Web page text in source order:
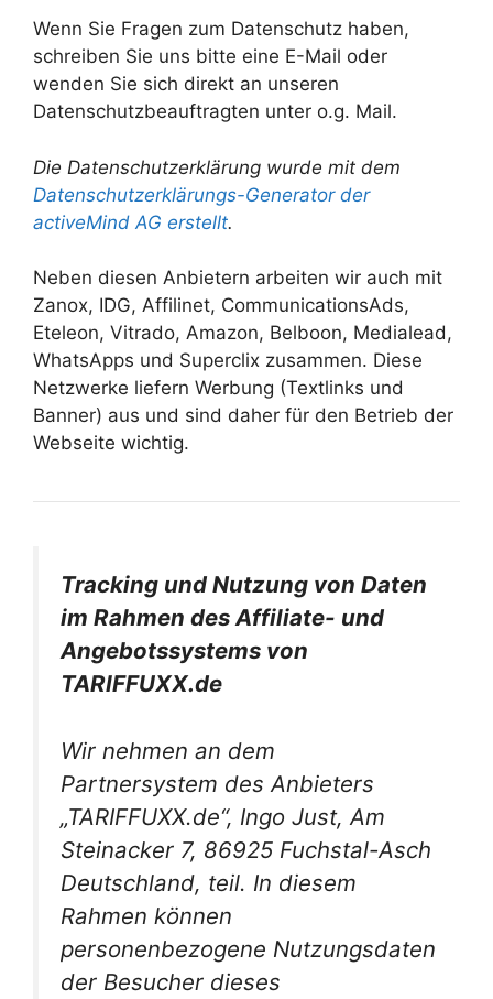
Wenn Sie Fragen zum Datenschutz haben,
schreiben Sie uns bitte eine E-Mail oder
wenden Sie sich direkt an unseren
Datenschutzbeauftragten unter o.g. Mail.
Die Datenschutzerklärung wurde mit dem
Datenschutzerklärungs-Generator der
activeMind AG erstellt.
Neben diesen Anbietern arbeiten wir auch mit
Zanox, IDG, Affilinet, CommunicationsAds,
Eteleon, Vitrado, Amazon, Belboon, Medialead,
WhatsApps und Superclix zusammen. Diese
Netzwerke liefern Werbung (Textlinks und
Banner) aus und sind daher für den Betrieb der
Webseite wichtig.
Tracking und Nutzung von Daten
im Rahmen des Affiliate- und
Angebotssystems von
TARIFFUXX.de
Wir nehmen an dem
Partnersystem des Anbieters
„TARIFFUXX.de“, Ingo Just, Am
Steinacker 7, 86925 Fuchstal-Asch
Deutschland, teil. In diesem
Rahmen können
personenbezogene Nutzungsdaten
der Besucher dieses